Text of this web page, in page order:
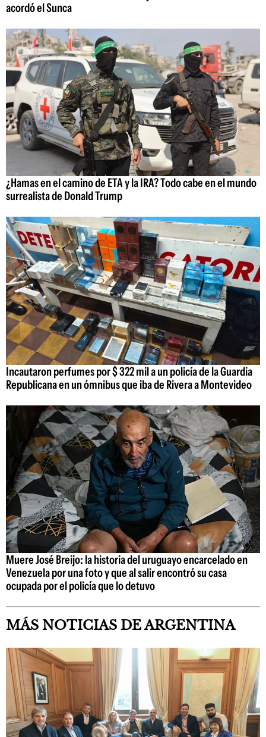
acordó el Sunca
¿Hamas en el camino de ETA y la IRA? Todo cabe en el mundo
surrealista de Donald Trump
Incautaron perfumes por $ 322 mil a un policía de la Guardia
Republicana en un ómnibus que iba de Rivera a Montevideo
Muere José Breijo: la historia del uruguayo encarcelado en
Venezuela por una foto y que al salir encontró su casa
ocupada por el policía que lo detuvo
MÁS NOTICIAS DE ARGENTINA